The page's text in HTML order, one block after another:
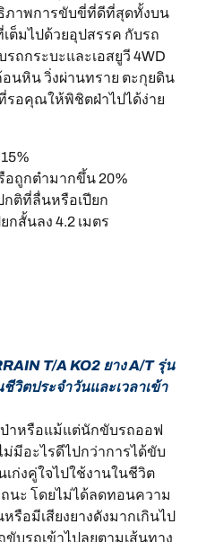
ภาพการขับขี่ที่ดีที่สุดทั้งบน
ต็มไปด้วยอุปสรรค กับรถ
รถกระบะและเอสยูวี 4WD
นหิน วิ่งผ่านทราย ตะกุยดิน
รอคุณให้พิชิตฝ่าไปได้ง่าย
ถูกตำมากขึ้น 20%
ติที่ลื่นหรือเปียก
กสั้นลง 4.2 เมตร
T/A KO2 ยาง A/T รุ่น
วิตประจำวันและเวลาเข้า
ป่าหรือแม้แต่นักขับรถออฟ
มีอะไรดีไปกว่าการได้ขับ
เก่งคู่ใจไปใช้งานในชีวิต
นะ โดยไม่ได้ลดทอนความ
รือมีเสียงยางดังมากเกินไป
บรถเข้าไปลุยตามเส้นทาง